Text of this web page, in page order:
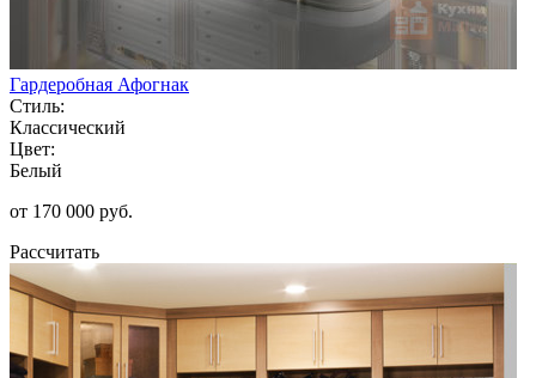
Гардеробная Афогнак
Стиль:
Классический
Цвет:
Белый
от 170 000 руб.
Рассчитать